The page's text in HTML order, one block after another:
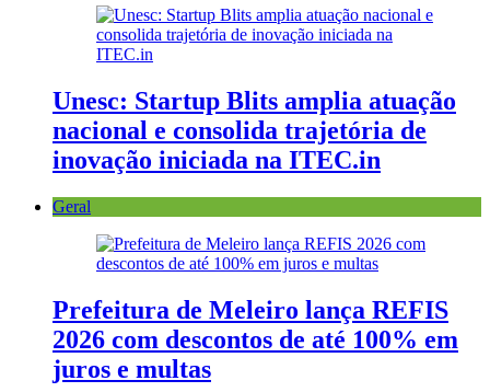
Unesc: Startup Blits amplia atuação
nacional e consolida trajetória de
inovação iniciada na ITEC.in
Geral
Prefeitura de Meleiro lança REFIS
2026 com descontos de até 100% em
juros e multas